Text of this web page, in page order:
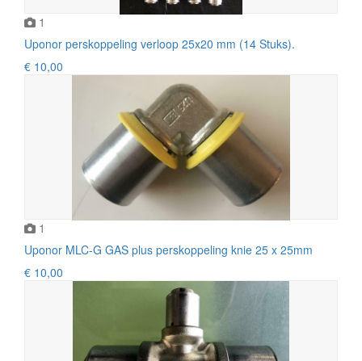
1
Uponor perskoppeling verloop 25x20 mm (14 Stuks).
€ 10,00
1
Uponor MLC-G GAS plus perskoppeling knie 25 x 25mm
€ 10,00